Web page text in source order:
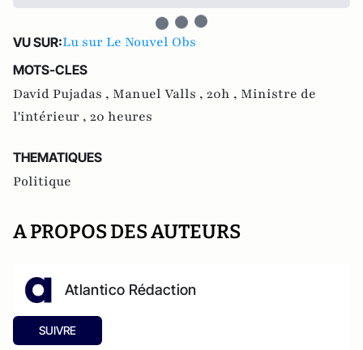
VU SUR:Lu sur Le Nouvel Obs
MOTS-CLES
David Pujadas , Manuel Valls , 20h , Ministre de
l'intérieur , 20 heures
THEMATIQUES
Politique
A PROPOS DES AUTEURS
Atlantico Rédaction
SUIVRE